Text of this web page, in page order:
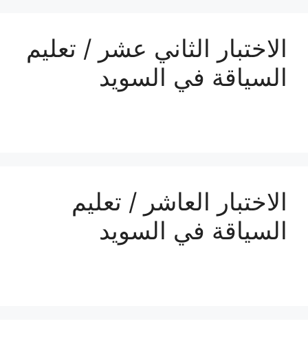
الاختبار الثاني عشر / تعليم
السياقة في السويد
الاختبار العاشر / تعليم
السياقة في السويد